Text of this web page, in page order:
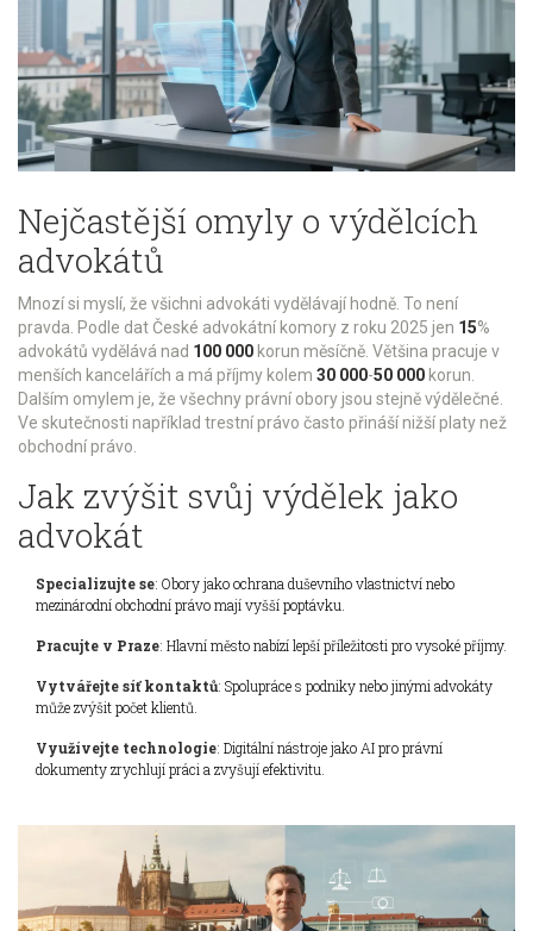
Nejčastější omyly o výdělcích
advokátů
Mnozí si myslí, že všichni advokáti vydělávají hodně. To není
pravda. Podle dat České advokátní komory z roku 2025 jen 15%
advokátů vydělává nad 100 000 korun měsíčně. Většina pracuje v
menších kancelářích a má příjmy kolem 30 000-50 000 korun.
Dalším omylem je, že všechny právní obory jsou stejně výdělečné.
Ve skutečnosti například trestní právo často přináší nižší platy než
obchodní právo.
Jak zvýšit svůj výdělek jako
advokát
Specializujte se: Obory jako ochrana duševního vlastnictví nebo
mezinárodní obchodní právo mají vyšší poptávku.
Pracujte v Praze: Hlavní město nabízí lepší příležitosti pro vysoké příjmy.
Vytvářejte síť kontaktů: Spolupráce s podniky nebo jinými advokáty
může zvýšit počet klientů.
Využívejte technologie: Digitální nástroje jako AI pro právní
dokumenty zrychlují práci a zvyšují efektivitu.